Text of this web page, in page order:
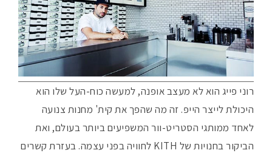
רוני פייג הוא לא מעצב אופנה, למעשה כוח-העל שלו הוא
היכולת לייצר הייפ. זה מה שהפך את קית' מחנות צנועה
לאחד ממותגי הסטריט-וור המשפיעים ביותר בעולם, ואת
הביקור בחנויות של KITH לחוויה בפני עצמה. בעזרת קשרים